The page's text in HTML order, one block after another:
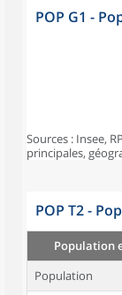
POP G1 -
Sources : Insee,
principales,
POP T2 -
Population
Population